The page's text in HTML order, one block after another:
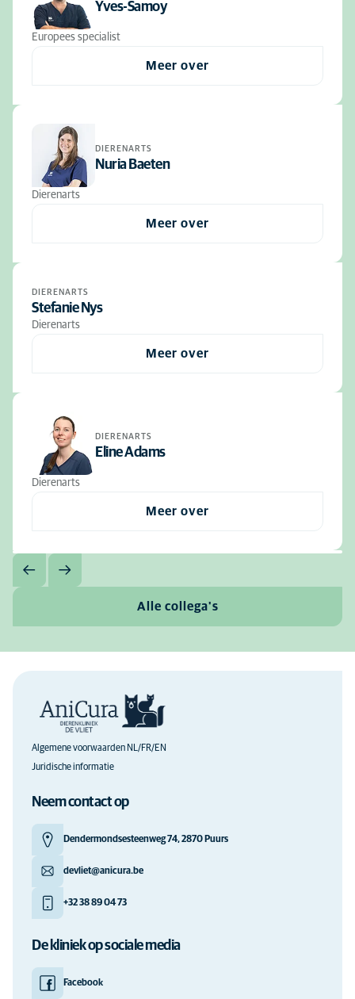
Yves-Samoy
Europees specialist
Meer over
DIERENARTS
Nuria Baeten
Dierenarts
Meer over
DIERENARTS
Stefanie Nys
Dierenarts
Meer over
DIERENARTS
Eline Adams
Dierenarts
Meer over
Alle collega's
Algemene voorwaarden NL/FR/EN
Juridische informatie
Neem contact op
Dendermondsesteenweg 74, 2870 Puurs
devliet@anicura.be
+32 38 89 04 73
De kliniek op sociale media
Facebook